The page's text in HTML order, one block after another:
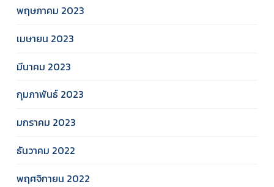
พฤษภาคม 2023
เมษายน 2023
มีนาคม 2023
กุมภาพันธ์ 2023
มกราคม 2023
ธันวาคม 2022
พฤศจิกายน 2022